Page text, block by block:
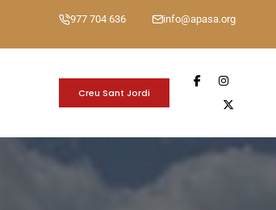
977 704 636 info@apasa.org
Creu Sant Jordi